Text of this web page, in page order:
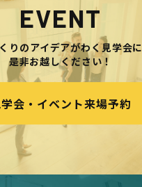
EVENT
りのアイデアがわく見学会に
是非お越しください！
会・イベント来場予約